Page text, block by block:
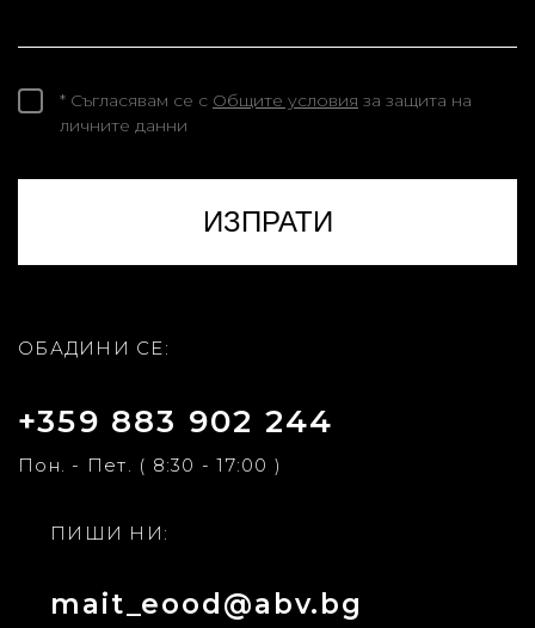
* Съгласявам се с Общите условия за защита на
личните данни
ОБАДИНИ СЕ:
+359 883 902 244
Пон. - Пет. ( 8:30 - 17:00 )
ПИШИ НИ:
mait_eood@abv.bg